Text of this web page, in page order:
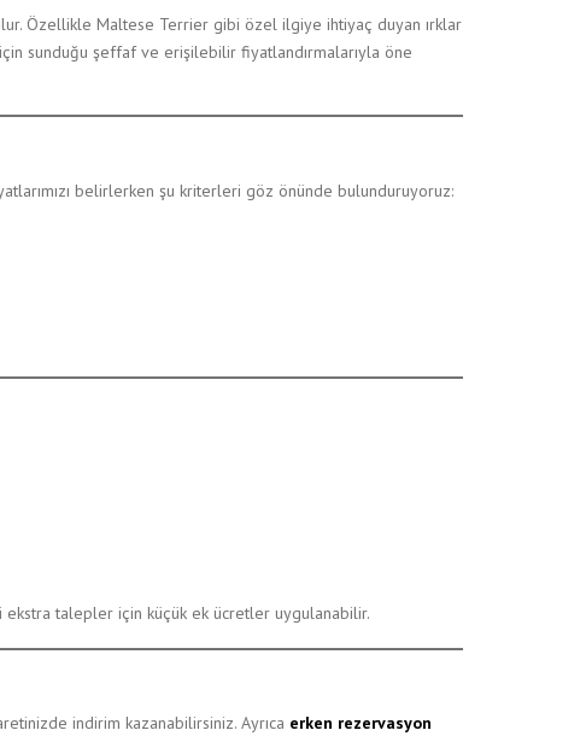
CAVOODLE
Özellikle Maltese Terrier gibi özel ilgiye ihtiyaç duyan ırklar
için sunduğu şeffaf ve erişilebilir fiyatlandırmalarıyla öne
belirlerken şu kriterleri göz önünde bulunduruyoruz:
talepler için küçük ek ücretler uygulanabilir.
indirim kazanabilirsiniz. Ayrıca erken rezervasyon